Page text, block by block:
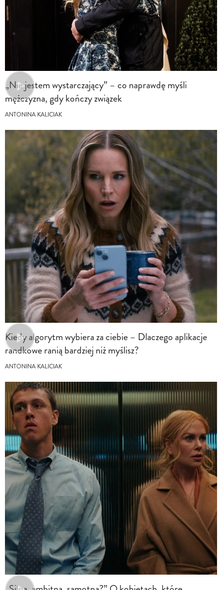
„Nie jestem wystarczający” – co naprawdę myśli
mężczyzna, gdy kończy związek
ANTONINA KALICIAK
Kiedy algorytm wybiera za ciebie – Dlaczego aplikacje
randkowe ranią bardziej niż myślisz?
ANTONINA KALICIAK